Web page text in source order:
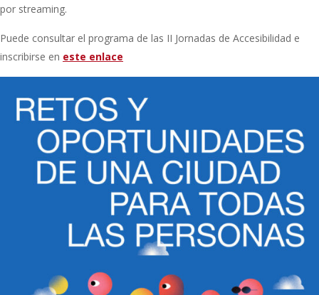
por streaming.
Puede consultar el programa de las II Jornadas de Accesibilidad e
inscribirse en este enlace